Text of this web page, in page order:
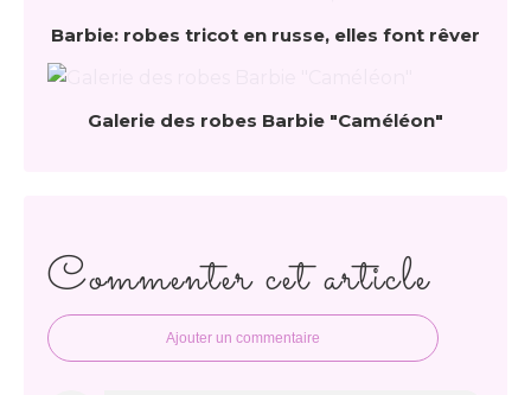
Barbie: robes tricot en russe, elles font rêver
Galerie des robes Barbie "Caméléon"
Commenter cet article
Ajouter un commentaire